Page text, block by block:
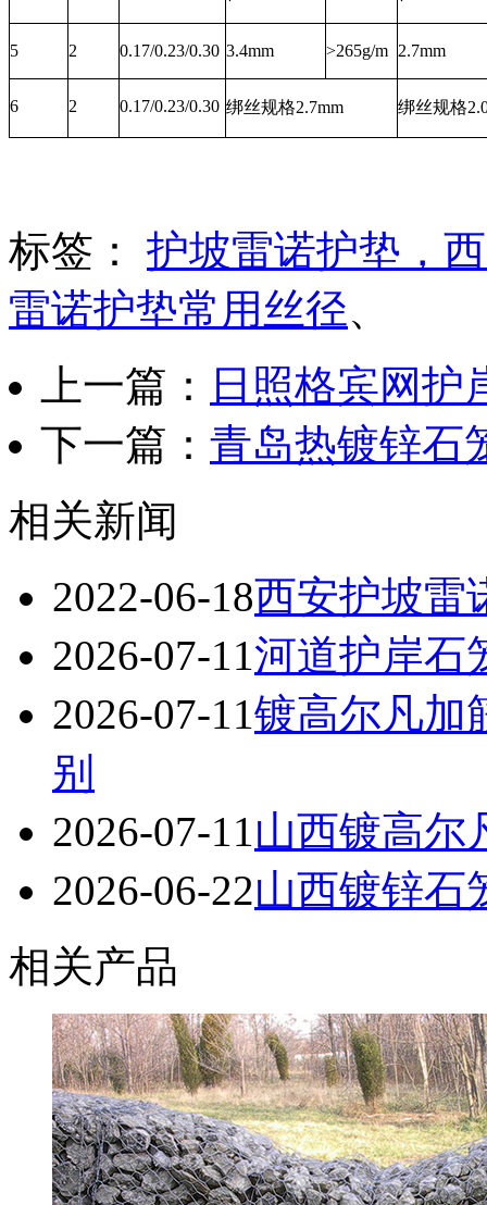
5 2 0.17/0.23/0.30 3.4mm >265g/m 2.7mm
6 2 0.17/0.23/0.30 绑丝规格2.7mm 绑丝规格
标签： 护坡雷诺护垫，
雷诺护垫常用丝径、
上一篇：
日照格宾网护
下一篇： 青岛热镀锌石
相关新闻
2022-06-18西安护坡雷
2026-07-11河道护岸石
2026-07-11镀高尔凡加
别
2026-07-11山西镀高尔
2026-06-22山西镀锌石
相关产品